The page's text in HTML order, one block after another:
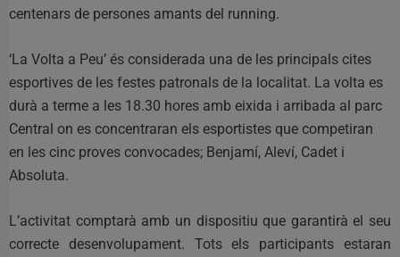
centenars de persones amants del running.
‘La Volta a Peu’ és considerada una de les principals cites
esportives de les festes patronals de la localitat. La volta es
durà a terme a les 18.30 hores amb eixida i arribada al parc
Central on es concentraran els esportistes que competiran
en les cinc proves convocades; Benjamí, Aleví, Cadet i
Absoluta.
L’activitat comptarà amb un dispositiu que garantirà el seu
correcte desenvolupament. Tots els participants estaran